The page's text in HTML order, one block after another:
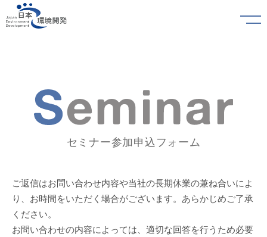
セミナー参加申込フォーム
ご返信はお問い合わせ内容や当社の長期休業の兼ね合いによ
り、お時間をいただく場合がございます。あらかじめご了承
ください。
お問い合わせの内容によっては、適切な回答を行うため必要